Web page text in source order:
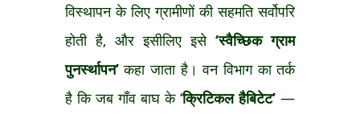
विस्थापन के लिए ग्रामीणों की सहमति सर्वोपरि
होती है, और इसीलिए इसे‘स्वैच्छिक ग्राम
पुनर्स्थापन’कहा जाता है। वन विभाग का तर्क
है कि जब गाँव बाघ के ‘क्रिटिकल हैबिटेट’ —